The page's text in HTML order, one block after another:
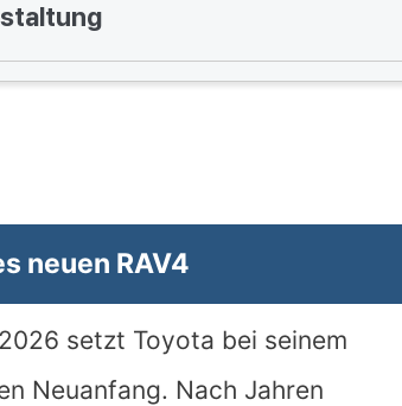
neuen RAV4
setzt Toyota bei seinem
Neuanfang. Nach Jahren